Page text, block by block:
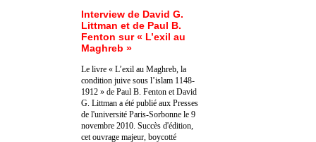
Interview de David G.
Littman et de Paul B.
Fenton sur « L’exil au
Maghreb »
Le livre « L’exil au Maghreb, la
condition juive sous l’islam 1148-
1912 » de Paul B. Fenton et David
G. Littman a été publié aux Presses
de l'université Paris-Sorbonne le 9
novembre 2010. Succès d'édition,
cet ouvrage majeur, boycotté